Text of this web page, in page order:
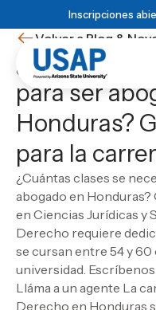
Inscripciones
Primer ingreso
Sobre USAP
Blog & Novedades
Escuela de Ciencias
Escuela de
Negocios
Escuela de
Escuela de
Escuela de Diseño
¿Ya sabés que
Matrículas online
Primer Ingreso
Traslado
Reuniones
Test de orientación
Solicitá más
HISTORIA USAP
Historia de USAP
Educación STEM
Liderazgo y normas
Cátedra Rafael
DUX Escuela de
Honduras
Vida estudiantil
Beneficios
POWERED BY ASU
Arizona State
Programa 4+1
Vinculación Externa
Empezá
Conocé
BLOG & NOVEDADES
Blog
Noticias
Eventos
Novedades
Ver todas las
Las carreras
Volver a Blog &
¿Cuántas
para ser
Honduras?
para la
¿Cuántas clases se
abogado en
en Ciencias Jurídicas y
Derecho requiere
se cursan entre 54 y 60
universidad.
Lláma a un agente La
Derecho en Honduras